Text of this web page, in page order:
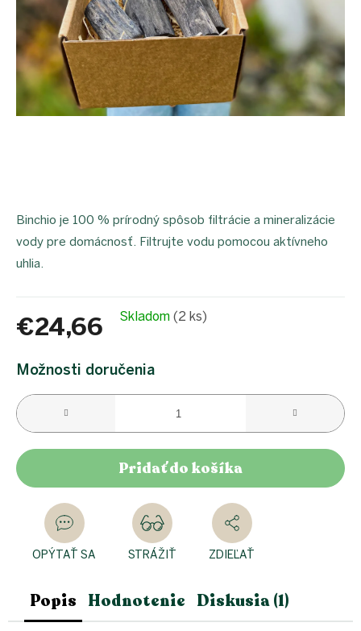
Ekodrogéria
Darčeky
Bezodpadová
kancelária
Vianoce
Prihlásenie
€24,66
cena:
Skladom (2 ks)
Možnosti doručenia
Pridať do košíka
Binchio je 100 % prírodný spôsob filtrácie a mineralizácie
vody pre domácnosť. Filtrujte vodu pomocou aktívneho
uhlia.
OPÝTAŤ SA STRÁŽIŤ ZDIEĽAŤ
Popis Hodnotenie Diskusia (1)